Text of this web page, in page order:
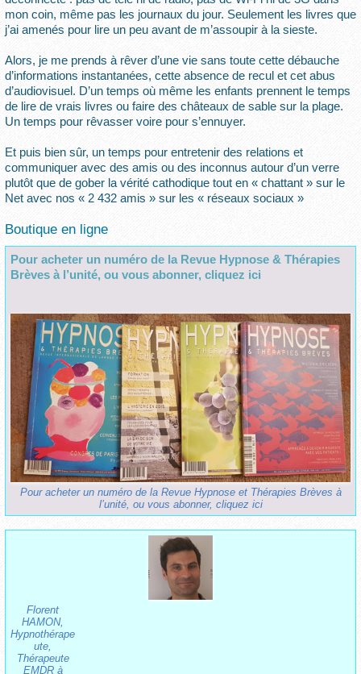
mon coin, même pas les journaux du jour. Seulement les livres que
j’ai amenés pour lire un peu avant de m’assoupir à la sieste.
Alors, je me prends à rêver d’une vie sans toute cette débauche
d’informations instantanées, cette absence de recul et cet abus
d’audiovisuel. D’un temps où même les enfants prennent le temps
de lire de vrais livres ou faire des châteaux de sable sur la plage.
Un temps pour rêvasser voire pour s’ennuyer.
Et puis bien sûr, un temps pour entretenir des relations et
communiquer avec des amis ou des inconnus autour d’un verre
plutôt que de gober la vérité cathodique tout en « chattant » sur le
Net avec nos « 2 432 amis » sur les « réseaux sociaux »
Boutique en ligne
Pour acheter un numéro de la Revue Hypnose & Thérapies
Brèves à l’unité, ou vous abonner, cliquez ici
Pour acheter un numéro de la Revue Hypnose et Thérapies Brèves à
l’unité, ou vous abonner, cliquez ici
Florent
HAMON,
Hypnothérape
ute,
Thérapeute
EMDR à